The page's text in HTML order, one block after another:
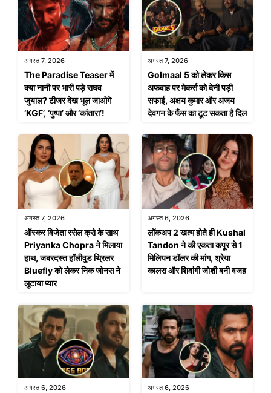
अगस्त 7, 2026
The Paradise Teaser में
क्या नानी पर भारी पड़े राघव
जुयाल? टीजर देख भूल जाओगे
‘KGF’, ‘पुष्पा’ और ‘कांतारा’!
अगस्त 7, 2026
Golmaal 5 को लेकर किस
अफवाह पर मेकर्स को देनी पड़ी
सफाई, अक्षय कुमार और अजय
देवगन के फैंस का टूट सकता है दिल
अगस्त 7, 2026
ऑस्कर विजेता रसेल क्रो के साथ
Priyanka Chopra ने मिलाया
हाथ, जबरदस्त हॉलीवुड थ्रिलर
Bluefly को लेकर निक जोनस ने
लुटाया प्यार
अगस्त 6, 2026
लॉकअप 2 खत्म होते ही Kushal
Tandon ने की एकता कपूर से 1
मिलियन डॉलर की मांग, श्रेया
कालरा और शिवांगी जोशी बनी वजह
अगस्त 6, 2026 अगस्त 6, 2026